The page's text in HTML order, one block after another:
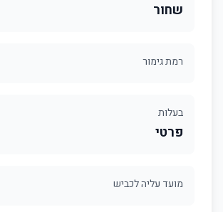
שחור
רמת גימור
בעלות
פרטי
מועד עליה לכביש